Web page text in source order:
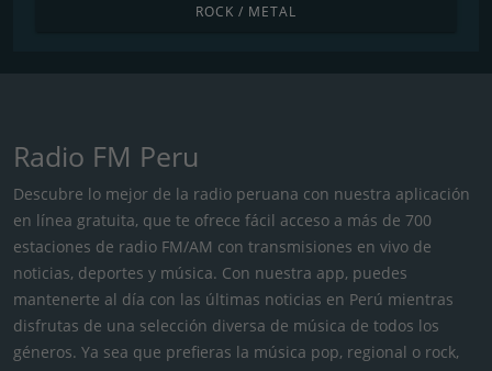
ROCK / METAL
Radio FM Peru
Descubre lo mejor de la radio peruana con nuestra aplicación
en línea gratuita, que te ofrece fácil acceso a más de 700
estaciones de radio FM/AM con transmisiones en vivo de
noticias, deportes y música. Con nuestra app, puedes
mantenerte al día con las últimas noticias en Perú mientras
disfrutas de una selección diversa de música de todos los
géneros. Ya sea que prefieras la música pop, regional o rock,